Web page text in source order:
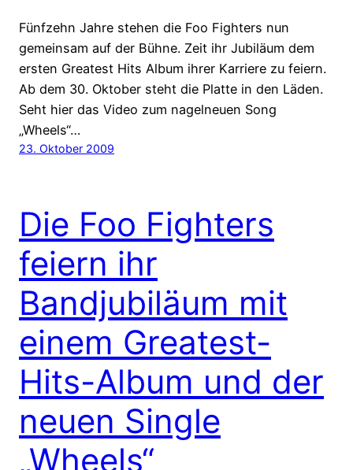
Fünfzehn Jahre stehen die Foo Fighters nun
gemeinsam auf der Bühne. Zeit ihr Jubiläum dem
ersten Greatest Hits Album ihrer Karriere zu feiern.
Ab dem 30. Oktober steht die Platte in den Läden.
Seht hier das Video zum nagelneuen Song
„Wheels“…
23. Oktober 2009
Die Foo Fighters
feiern ihr
Bandjubiläum mit
einem Greatest-
Hits-Album und der
neuen Single
„Wheels“